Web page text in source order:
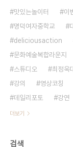
맛있는놀이터 이
명덕여자중학교
deliciousaction
문화예술복합라운지
스튜디오
최정욱
강의
영상코칭
데일리포토
강연
더보기
검색